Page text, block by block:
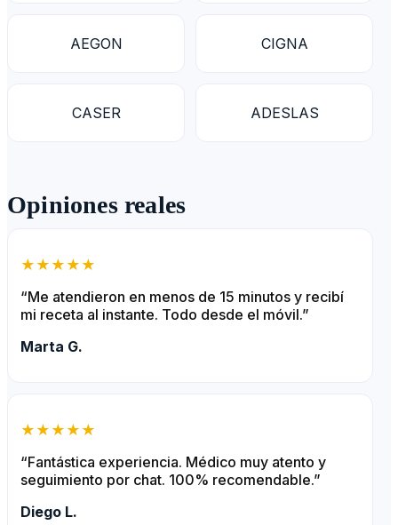
AEGON CIGNA
CASER ADESLAS
Opiniones reales
★★★★★
“Me atendieron en menos de 15 minutos y recibí
mi receta al instante. Todo desde el móvil.”
Marta G.
★★★★★
“Fantástica experiencia. Médico muy atento y
seguimiento por chat. 100% recomendable.”
Diego L.